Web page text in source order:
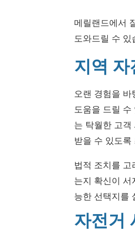
메릴랜드에서
도와드릴 수 있
지역 자
오랜 경험을 바
도움을 드릴
는 탁월한 고객
받을 수 있도록
법적 조치를
는지 확신이 서
능한 선택지를
자전거